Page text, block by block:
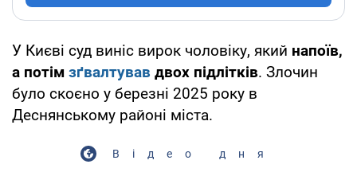
У Києві суд виніс вирок чоловіку, який напоїв,
а потім зґвалтував двох підлітків. Злочин
було скоєно у березні 2025 року в
Деснянському районі міста.
Відео дня